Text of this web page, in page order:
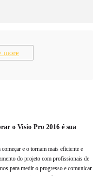
more
o Visio Pro 2016 é sua
e o tornam mais eficiente e
do projeto com profissionais de
para medir o progresso e comunicar